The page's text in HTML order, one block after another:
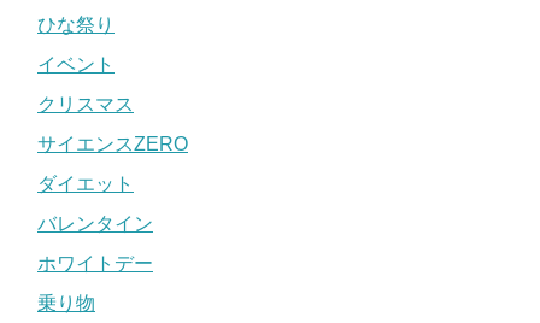
ひな祭り
イベント
クリスマス
サイエンスZERO
ダイエット
バレンタイン
ホワイトデー
乗り物